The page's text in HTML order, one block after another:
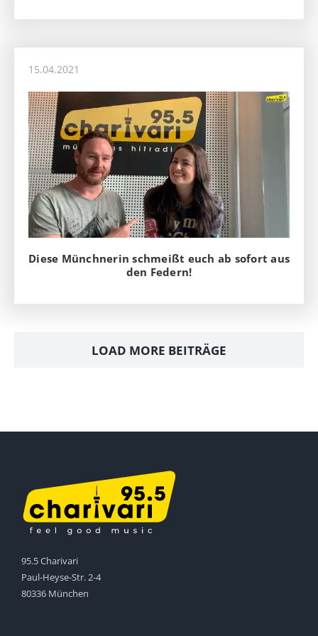
15.04.2021
Diese Münchnerin schmeißt euch ab sofort aus
den Federn!
LOAD MORE BEITRÄGE
95.5 Charivari
Paul-Heyse-Str. 2-4
80336 München